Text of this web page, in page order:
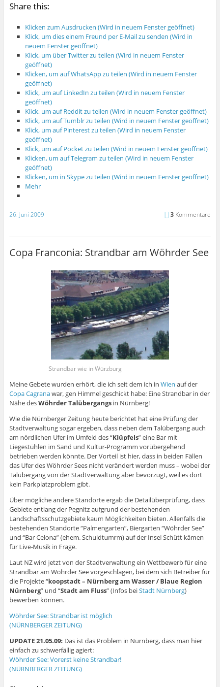
Share this:
Klicken zum Ausdrucken (Wird in neuem Fenster geöffnet)
Klick, um dies einem Freund per E-Mail zu senden (Wird in
neuem Fenster geöffnet)
Klick, um über Twitter zu teilen (Wird in neuem Fenster
geöffnet)
Klicken, um auf WhatsApp zu teilen (Wird in neuem Fenster
geöffnet)
Klick, um auf LinkedIn zu teilen (Wird in neuem Fenster
geöffnet)
Klick, um auf Reddit zu teilen (Wird in neuem Fenster geöffnet)
Klick, um auf Tumblr zu teilen (Wird in neuem Fenster geöffnet)
Klick, um auf Pinterest zu teilen (Wird in neuem Fenster
geöffnet)
Klick, um auf Pocket zu teilen (Wird in neuem Fenster geöffnet)
Klicken, um auf Telegram zu teilen (Wird in neuem Fenster
geöffnet)
Klicken, um in Skype zu teilen (Wird in neuem Fenster geöffnet)
Mehr
26. Juni 2009 3 Kommentare
Copa Franconia: Strandbar am Wöhrder See
Strandbar wie in Würzburg
Meine Gebete wurden erhört, die ich seit dem ich in Wien auf der
Copa Cagranawar, gen Himmel geschickt habe: Eine Strandbar in der
Nähe desWöhrder Talübergangsin Nürnberg!
Wie die Nürnberger Zeitung heute berichtet hat eine Prüfung der
Stadtverwaltung sogar ergeben, dass neben dem Talübergang auch
am nördlichen Ufer im Umfeld des “Klüpfels” eine Bar mit
Liegestühlen im Sand und Kultur-Programm vorübergehend
betrieben werden könnte. Der Vorteil ist hier, dass in beiden Fällen
das Ufer des Wöhrder Sees nicht verändert werden muss – wobei der
Talübergang von der Stadtverwaltung aber bevorzugt, weil es dort
kein Parkplatzproblem gibt.
Über mögliche andere Standorte ergab die Detailüberprüfung, dass
Gebiete entlang der Pegnitz aufgrund der bestehenden
Landschaftsschutzgebiete kaum Möglichkeiten bieten. Allenfalls die
bestehenden Standorte “Palmengarten”, Biergarten “Wöhrder See”
und “Bar Celona” (ehem. Schuldtumrm) auf der Insel Schütt kämen
für Live-Musik in Frage.
Laut NZ wird jetzt von der Stadtverwaltung ein Wettbewerb für eine
Strandbar am Wöhrder See vorgeschlagen, bei dem sich Betreiber für
die Projekte “koopstadt – Nürnberg am Wasser / Blaue Region
Nürnberg” und “Stadt am Fluss” (Infos beiStadt Nürnberg)
bewerben können.
Wöhrder See: Strandbar ist möglich
(NÜRNBERGER ZEITUNG)
UPDATE 21.05.09: Das ist das Problem in Nürnberg, dass man hier
einfach zu schwerfällig agiert:
Wöhrder See: Vorerst keine Strandbar!
(NÜRNBERGER ZEITUNG)